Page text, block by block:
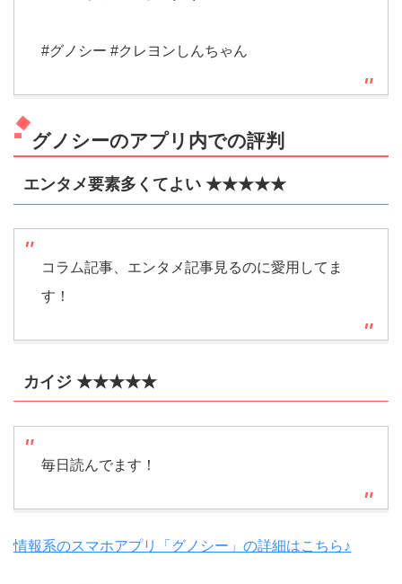
#グノシー #クレヨンしんちゃん
グノシーのアプリ内での評判
エンタメ要素多くてよい ★★★★★
コラム記事、エンタメ記事見るのに愛用してま
す！
カイジ ★★★★★
毎日読んでます！
情報系のスマホアプリ「グノシー」の詳細はこちら♪